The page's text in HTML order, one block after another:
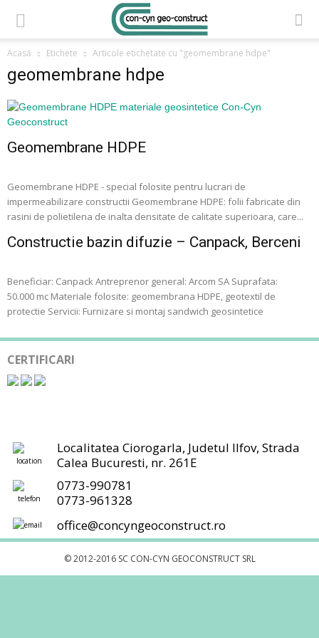
Acasă Etichete Articole etichetate cu "geomembrane hdpe"
geomembrane hdpe
Geomembrane HDPE
Geomembrane HDPE - special folosite pentru lucrari de
impermeabilizare constructii Geomembrane HDPE: folii fabricate din
rasini de polietilena de inalta densitate de calitate superioara, care...
Constructie bazin difuzie – Canpack, Berceni
Beneficiar: Canpack Antreprenor general: Arcom SA Suprafata:
50.000 mc Materiale folosite: geomembrana HDPE, geotextil de
protectie Servicii: Furnizare si montaj sandwich geosintetice
CERTIFICARI
Localitatea Ciorogarla, Judetul Ilfov, Strada
Calea Bucuresti, nr. 261E
0773-990781
0773-961328
office@concyngeoconstruct.ro
© 2012-2016 SC CON-CYN GEOCONSTRUCT SRL